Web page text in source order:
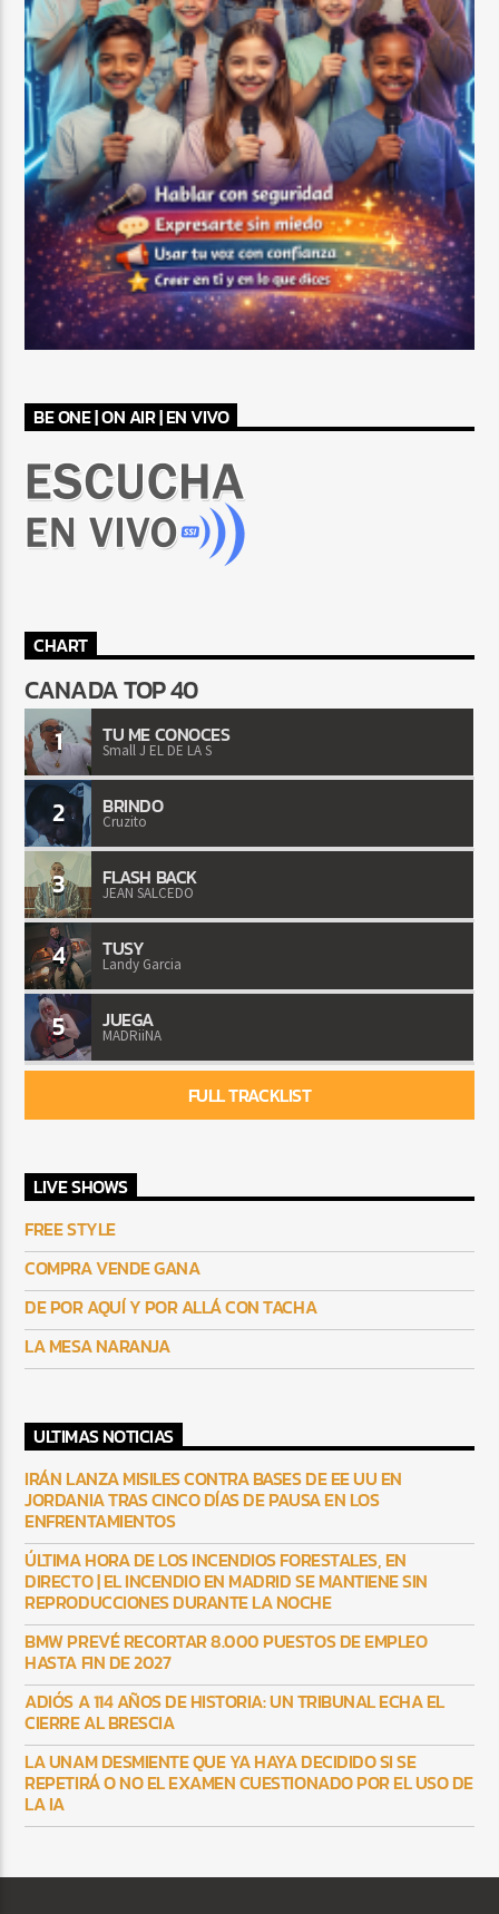
BE ONE | ON AIR | EN VIVO
CHART
CANADA TOP 40
1 TU ME CONOCES
Small J EL DE LA S
2 BRINDO
Cruzito
3 FLASH BACK
JEAN SALCEDO
4 TUSY
Landy Garcia
5 JUEGA
MADRiiNA
FULL TRACKLIST
LIVE SHOWS
FREE STYLE
COMPRA VENDE GANA
DE POR AQUÍ Y POR ALLÁ CON TACHA
LA MESA NARANJA
ULTIMAS NOTICIAS
IRÁN LANZA MISILES CONTRA BASES DE EE UU EN
JORDANIA TRAS CINCO DÍAS DE PAUSA EN LOS
ENFRENTAMIENTOS
ÚLTIMA HORA DE LOS INCENDIOS FORESTALES, EN
DIRECTO | EL INCENDIO EN MADRID SE MANTIENE SIN
REPRODUCCIONES DURANTE LA NOCHE
BMW PREVÉ RECORTAR 8.000 PUESTOS DE EMPLEO
HASTA FIN DE 2027
ADIÓS A 114 AÑOS DE HISTORIA: UN TRIBUNAL ECHA EL
CIERRE AL BRESCIA
LA UNAM DESMIENTE QUE YA HAYA DECIDIDO SI SE
REPETIRÁ O NO EL EXAMEN CUESTIONADO POR EL USO DE
LA IA